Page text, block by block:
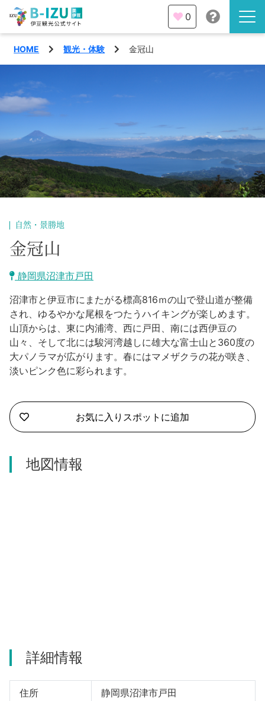
伊豆半島を知る
伊豆のみどころ
みる
あそぶ
あじわう
観光・体験
エリア
熱海市
沼津市
三島市
南伊豆町
函南町
伊東市
松崎町
特集
旅の計画
モデルコース
宿泊・予約
旅程作成
AIルートプランナー
合同会社説明会
伊豆ワーケーション
0
HOME 観光・体験 金冠山
自然・景勝地
金冠山
静岡県沼津市戸田
沼津市と伊豆市にまたがる標高816ｍの山で登山道が整備
され、ゆるやかな尾根をつたうハイキングが楽しめます。
山頂からは、東に内浦湾、西に戸田、南には西伊豆の
山々、そして北には駿河湾越しに雄大な富士山と360度の
大パノラマが広がります。春にはマメザクラの花が咲き、
淡いピンク色に彩られます。
お気に入りスポットに追加
地図情報
詳細情報
住所 静岡県沼津市戸田